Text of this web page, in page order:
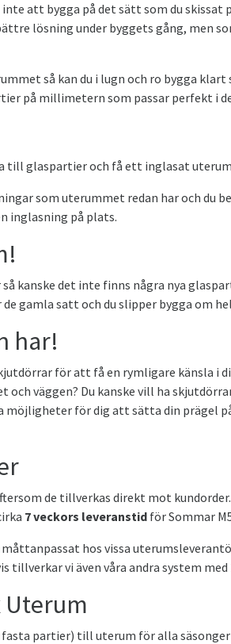
att bygga på det sätt som du
lösning under byggets gång, men
så kan du i lugn och ro bygga
på millimetern som passar perfekt i
till glaspartier och få ett inglasat
som uterummet redan har och du
inglasning på plats.
kanske det inte finns några nya
gamla satt och du slipper bygga om
har!
för att få en rymligare känsla
väggen? Du kanske vill ha
för dig att sätta din prägel
de tillverkas direkt mot
7 veckors leveranstid för Sommar
hos vissa
vi även våra andra system
Uterum
partier) till uterum för alla säsonger